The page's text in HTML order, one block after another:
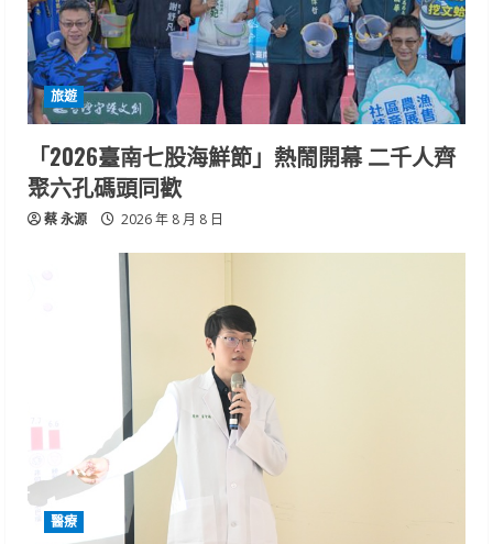
旅遊
「2026臺南七股海鮮節」熱鬧開幕 二千人齊
聚六孔碼頭同歡
蔡 永源 2026 年 8 月 8 日
醫療